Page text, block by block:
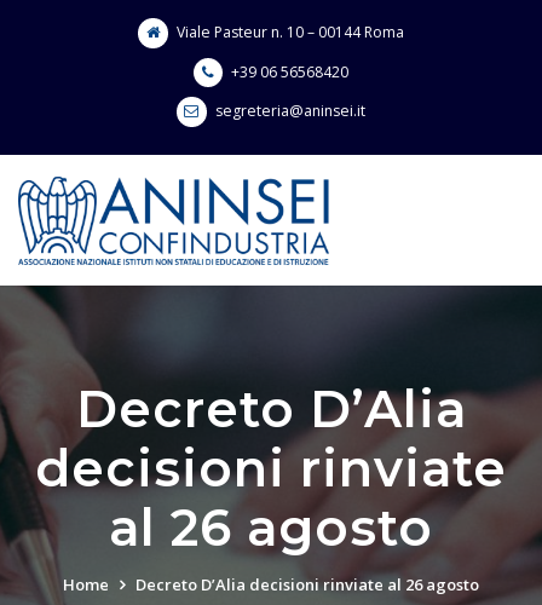
Viale Pasteur n. 10 – 00144 Roma
+39 06 56568420
segreteria@aninsei.it
Decreto D’Alia
decisioni rinviate
al 26 agosto
Home Decreto D’Alia decisioni rinviate al 26 agosto